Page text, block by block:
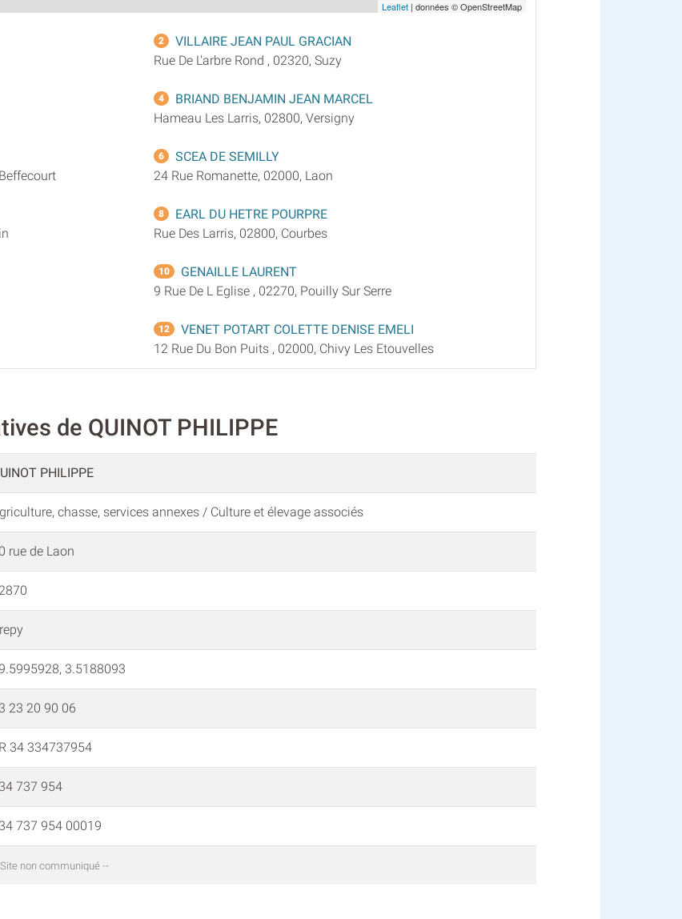
Leaflet | données © OpenStreetMap
2
VILLAIRE JEAN PAUL GRACIAN
Rue De L'arbre Rond , 02320, Suzy
4
BRIAND BENJAMIN JEAN MARCEL
Hameau Les Larris, 02800, Versigny
6
SCEA DE SEMILLY
24 Rue Romanette, 02000, Laon
8
EARL DU HETRE POURPRE
Rue Des Larris, 02800, Courbes
10
GENAILLE LAURENT
9 Rue De L Eglise , 02270, Pouilly Sur Serre
12
VENET POTART COLETTE DENISE EMELI
12 Rue Du Bon Puits , 02000, Chivy Les Etouvelles
de QUINOT PHILIPPE
PHILIPPE
chasse, services annexes / Culture et élevage associés
rue de Laon
3.5188093
23 20 90 06
34 334737954
737 954
737 954 00019
non communiqué --